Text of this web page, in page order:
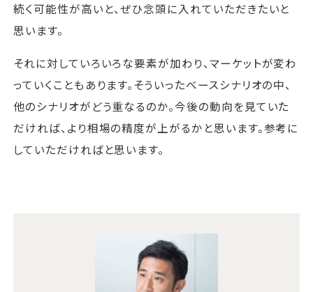
続く可能性が高いと、ぜひ念頭に入れていただきたいと
思います。
それに対していろいろな要素が加わり、マーケットが変わ
っていくこともあります。そういったベースシナリオの中、
他のシナリオがどう重なるのか。今後の動向を見ていた
だければ、より相場の精度が上がるかと思います。参考に
していただければと思います。